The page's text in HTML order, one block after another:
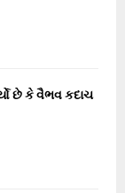
છે કે વૈભવ કદાચ